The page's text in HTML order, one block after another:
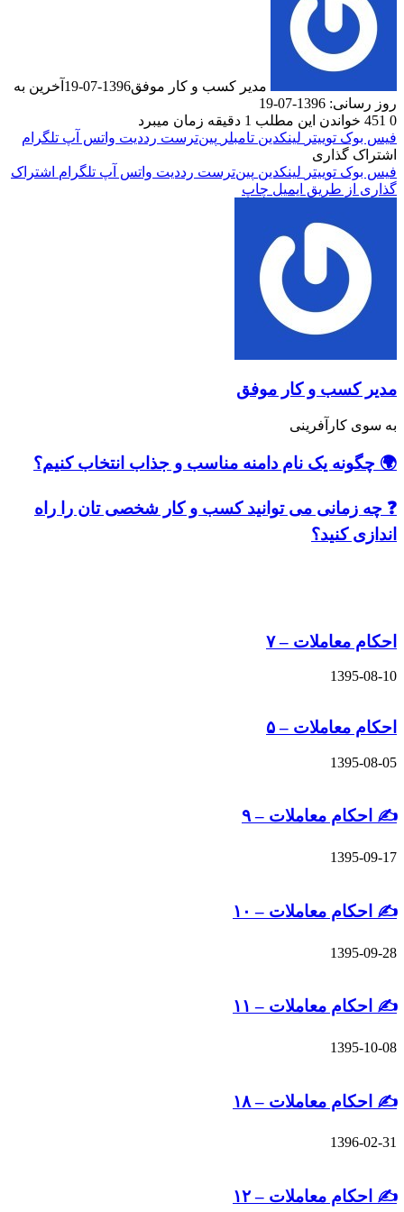
مدیر کسب و کار موفق1396-07-19
آخرین به
07-19
این مطلب 1 دقیقه زمان میبرد
توییتر لینکدین ‫تامبلر ‫پین‌ترست ‫رددیت واتس آپ تلگرام
توییتر لینکدین ‫پین‌ترست ‫رددیت واتس آپ تلگرام
اشتراک
طریق ایمیل چاپ
و کار موفق
یک نام دامنه مناسب و جذاب انتخاب کنیم؟
می توانید کسب و کار شخصی تان را راه
– ۷
– ۵
معاملات – ۹
معاملات – ۱۰
معاملات – ۱۱
معاملات – ۱۸
معاملات – ۱۲